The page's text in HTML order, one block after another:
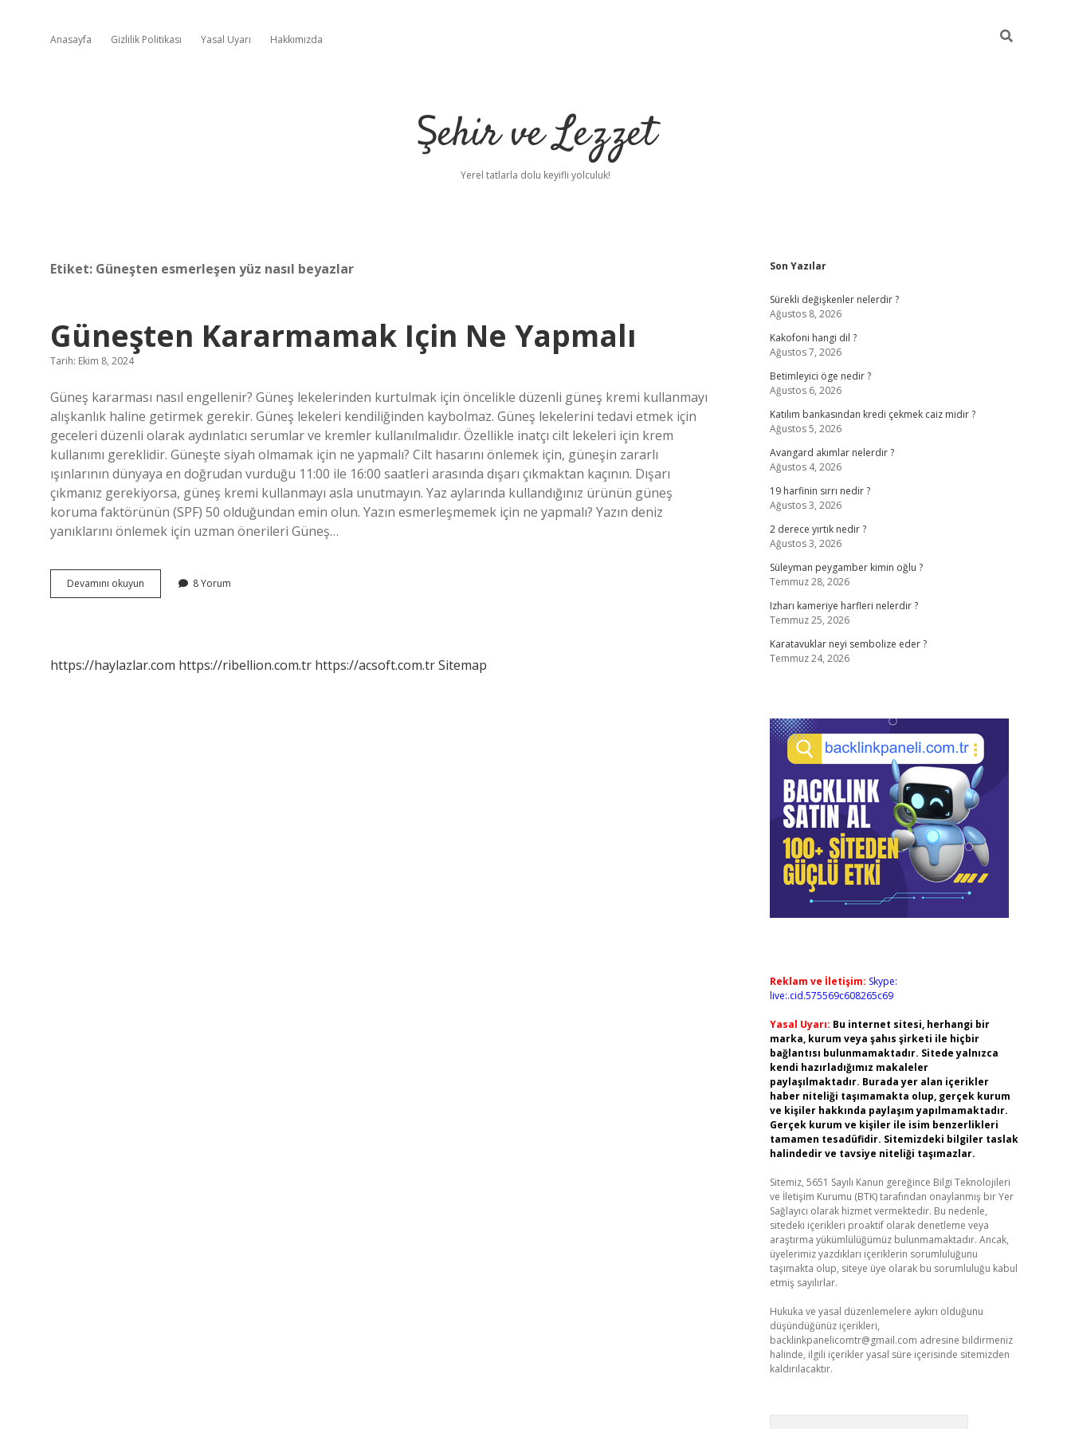
Anasayfa Gizlilik Politikası Yasal Uyarı Hakkımızda
Şehir ve Lezzet
Yerel tatlarla dolu keyifli yolculuk!
Etiket: Güneşten esmerleşen yüz nasıl beyazlar
Güneşten Kararmamak Için Ne Yapmalı
Tarih: Ekim 8, 2024
Güneş kararması nasıl engellenir? Güneş lekelerinden kurtulmak için öncelikle düzenli güneş kremi kullanmayı
alışkanlık haline getirmek gerekir. Güneş lekeleri kendiliğinden kaybolmaz. Güneş lekelerini tedavi etmek için
geceleri düzenli olarak aydınlatıcı serumlar ve kremler kullanılmalıdır. Özellikle inatçı cilt lekeleri için krem ​​
kullanımı gereklidir. Güneşte siyah olmamak için ne yapmalı? Cilt hasarını önlemek için, güneşin zararlı
ışınlarının dünyaya en doğrudan vurduğu 11:00 ile 16:00 saatleri arasında dışarı çıkmaktan kaçının. Dışarı
çıkmanız gerekiyorsa, güneş kremi kullanmayı asla unutmayın. Yaz aylarında kullandığınız ürünün güneş
koruma faktörünün (SPF) 50 olduğundan emin olun. Yazın esmerleşmemek için ne yapmalı? Yazın deniz
yanıklarını önlemek için uzman önerileri Güneş…
Devamını okuyun Güneşten
Kararmamak
8 Yorum
https://haylazlar.com https://ribellion.com.tr https://acsoft.com.trSitemap
Sidebar
Son Yazılar
Sürekli değişkenler nelerdir ?
Ağustos 8, 2026
Kakofoni hangi dil ?
Ağustos 7, 2026
Betimleyici öge nedir ?
Ağustos 6, 2026
Katılım bankasından kredi çekmek caiz midir ?
Ağustos 5, 2026
Avangard akımlar nelerdir ?
Ağustos 4, 2026
19 harfinin sırrı nedir ?
Ağustos 3, 2026
2 derece yırtık nedir ?
Ağustos 3, 2026
Süleyman peygamber kimin oğlu ?
Temmuz 28, 2026
Izharı kameriye harfleri nelerdir ?
Temmuz 25, 2026
Karatavuklar neyi sembolize eder ?
Temmuz 24, 2026
Reklam ve İletişim: Skype:
live:.cid.575569c608265c69
Yasal Uyarı: Bu internet sitesi, herhangi bir
marka, kurum veya şahıs şirketi ile hiçbir
bağlantısı bulunmamaktadır. Sitede yalnızca
kendi hazırladığımız makaleler
paylaşılmaktadır. Burada yer alan içerikler
haber niteliği taşımamakta olup, gerçek kurum
ve kişiler hakkında paylaşım yapılmamaktadır.
Gerçek kurum ve kişiler ile isim benzerlikleri
tamamen tesadüfidir. Sitemizdeki bilgiler taslak
halindedir ve tavsiye niteliği taşımazlar.
Sitemiz, 5651 Sayılı Kanun gereğince Bilgi Teknolojileri
ve İletişim Kurumu (BTK) tarafından onaylanmış bir Yer
Sağlayıcı olarak hizmet vermektedir. Bu nedenle,
sitedeki içerikleri proaktif olarak denetleme veya
araştırma yükümlülüğümüz bulunmamaktadır. Ancak,
üyelerimiz yazdıkları içeriklerin sorumluluğunu
taşımakta olup, siteye üye olarak bu sorumluluğu kabul
etmiş sayılırlar.
Hukuka ve yasal düzenlemelere aykırı olduğunu
düşündüğünüz içerikleri,
backlinkpanelicomtr@gmail.com adresine bildirmeniz
halinde, ilgili içerikler yasal süre içerisinde sitemizden
kaldırılacaktır.